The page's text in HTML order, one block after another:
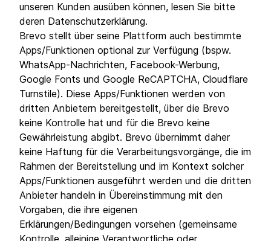
unseren Kunden ausüben können, lesen Sie bitte
deren Datenschutzerklärung.
Brevo stellt über seine Plattform auch bestimmte
Apps/Funktionen optional zur Verfügung (bspw.
WhatsApp-Nachrichten, Facebook-Werbung,
Google Fonts und Google ReCAPTCHA, Cloudflare
Turnstile). Diese Apps/Funktionen werden von
dritten Anbietern bereitgestellt, über die Brevo
keine Kontrolle hat und für die Brevo keine
Gewährleistung abgibt. Brevo übernimmt daher
keine Haftung für die Verarbeitungsvorgänge, die im
Rahmen der Bereitstellung und im Kontext solcher
Apps/Funktionen ausgeführt werden und die dritten
Anbieter handeln in Übereinstimmung mit den
Vorgaben, die ihre eigenen
Erklärungen/Bedingungen vorsehen (gemeinsame
Kontrolle, alleinige Verantwortliche oder